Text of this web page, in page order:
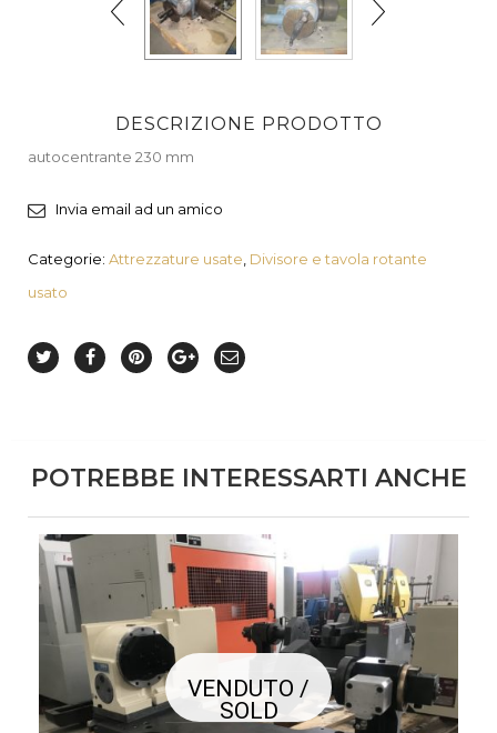
DESCRIZIONE PRODOTTO
autocentrante 230 mm
Invia email ad un amico
Categorie: Attrezzature usate Divisore e tavola rotante
usato
POTREBBE INTERESSARTI ANCHE
VENDUTO /
SOLD